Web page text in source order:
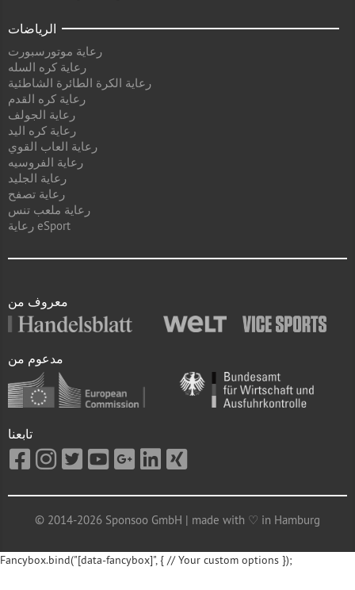
الرياضات
رعاية موتورسبورت
رعاية كره السله
رعاية الكرة الطائرة الشاطئية
رعاية كره القدم
رعاية الجولف
رعاية كره اليد
رعاية العاب القوي
رعاية الفروسيه
رعاية الجليد
رعاية تصفح
رعاية ملعب تنس
رعاية eSport
معروف من
مدعوم من
تابعنا
© 2014-2026 Sponsoo GmbH | made with ♡ in Hamburg
Fancybox.bind("[data-fancybox]", { // Your custom options });